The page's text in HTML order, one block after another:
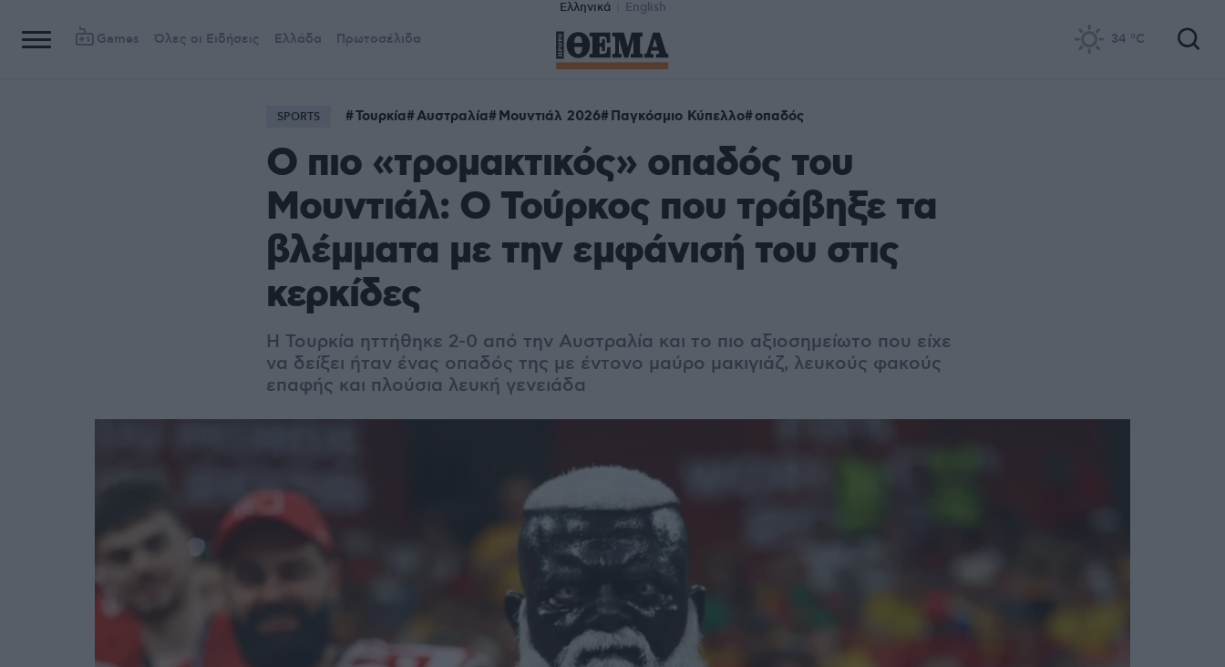
Ελληνικά English
Games Όλες οι Ειδήσεις Ελλάδα Πρωτοσέλιδα 34 °C
SPORTS Τουρκία Αυστραλία Μουντιάλ 2026 Παγκόσμιο Κύπελλο οπαδός
Ο πιο «τρομακτικός» οπαδός του
Μουντιάλ: Ο Τούρκος που τράβηξε τα
βλέμματα με την εμφάνισή του στις
κερκίδες
Η Τουρκία ηττήθηκε 2-0 από την Αυστραλία και το πιο αξιοσημείωτο που είχε
να δείξει ήταν ένας οπαδός της με έντονο μαύρο μακιγιάζ, λευκούς φακούς
επαφής και πλούσια λευκή γενειάδα